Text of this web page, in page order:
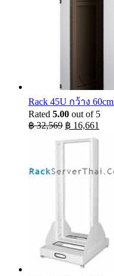
Rack 45U กว้าง
Rated 5.00 out of 5
฿32,569 Original
was:
฿ 16,661